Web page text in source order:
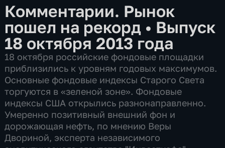
Комментарии. Рынок
пошел на рекорд • Выпуск
18 октября 2013 года
18 октября российские фондовые площадки
приблизились к уровням годовых максимумов.
Основные фондовые индексы Старого Света
торгуются в «зеленой зоне». Фондовые
индексы США открылись разнонаправленно.
Умеренно позитивный внешний фон и
дорожающая нефть, по мнению Веры
Двориной, эксперта независимого